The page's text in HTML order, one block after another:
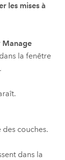
les mises à
Manage
la fenêtre
couches.
dans la